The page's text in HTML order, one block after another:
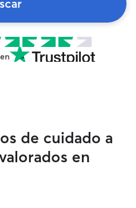
de cuidado a
en